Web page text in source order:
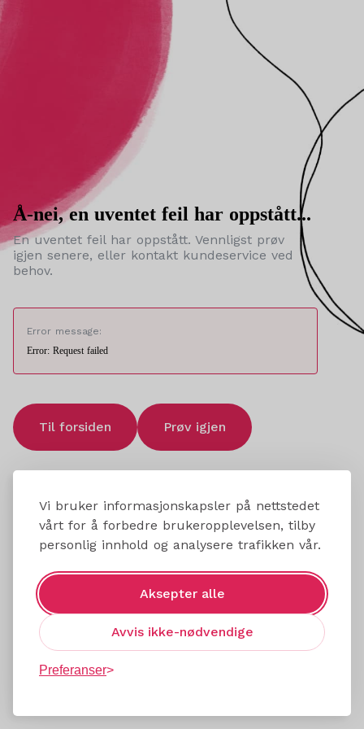
Vi bruker informasjonskapsler på nettstedet
vårt for å forbedre brukeropplevelsen, tilby
personlig innhold og analysere trafikken vår.
Aksepter alle
Avvis ikke-nødvendige
Preferanser
Å-nei, en uventet feil har oppstått...
En uventet feil har oppstått. Vennligst prøv
igjen senere, eller kontakt kundeservice ved
behov.
Error message:
Error: Request failed
Til forsiden Prøv igjen